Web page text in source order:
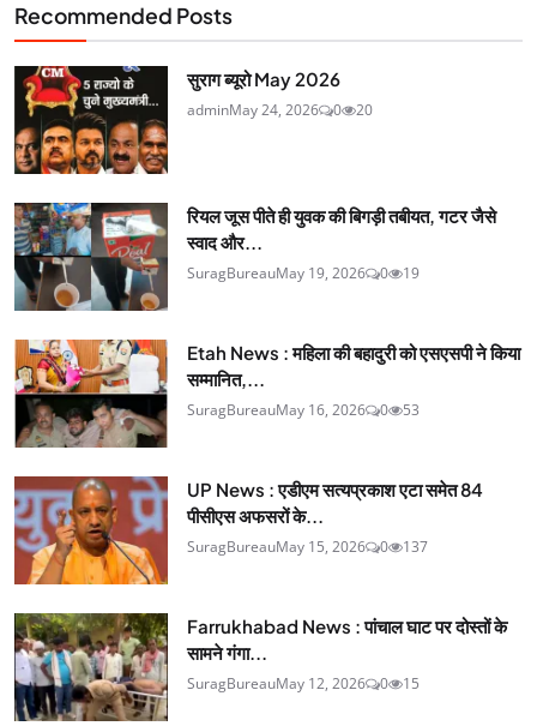
Recommended Posts
सुराग ब्यूरो May 2026
adminMay 24, 2026 0 20
रियल जूस पीते ही युवक की बिगड़ी तबीयत, गटर जैसे
स्वाद और...
SuragBureauMay 19, 2026 0 19
Etah News : महिला की बहादुरी को एसएसपी ने किया
सम्मानित,...
SuragBureauMay 16, 2026 0 53
UP News : एडीएम सत्यप्रकाश एटा समेत 84
पीसीएस अफसरों के...
SuragBureauMay 15, 2026 0 137
Farrukhabad News : पांचाल घाट पर दोस्तों के
सामने गंगा...
SuragBureauMay 12, 2026 0 15